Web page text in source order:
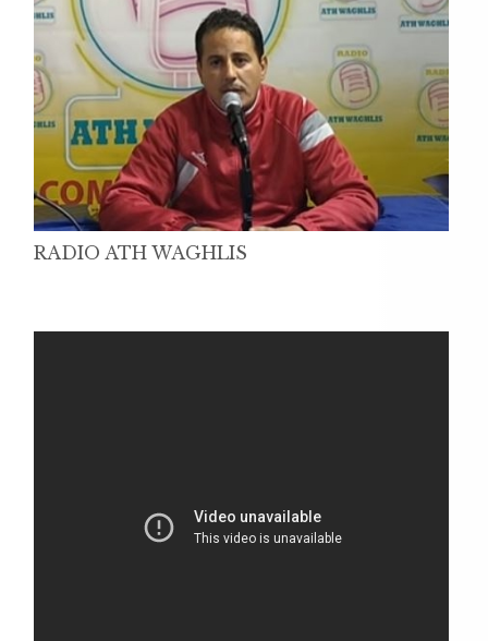
RADIO ATH WAGHLIS